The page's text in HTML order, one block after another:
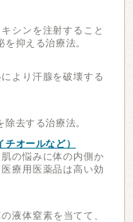
シンを注射すること
抑える治療法。
より汗腺を破壊する
去する治療法。
オールなど）
の悩みに体の内側か
療用医薬品は高い効
液体窒素を当てて、